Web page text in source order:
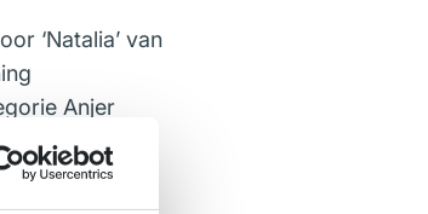
‘Natalia’ van
Anjer
‘Solomio